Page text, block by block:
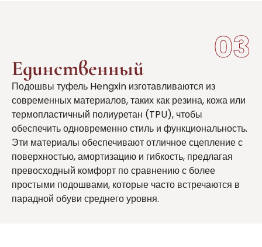
03
Единственный
Подошвы туфель Hengxin изготавливаются из
современных материалов, таких как резина, кожа или
термопластичный полиуретан (TPU), чтобы
обеспечить одновременно стиль и функциональность.
Эти материалы обеспечивают отличное сцепление с
поверхностью, амортизацию и гибкость, предлагая
превосходный комфорт по сравнению с более
простыми подошвами, которые часто встречаются в
парадной обуви среднего уровня.